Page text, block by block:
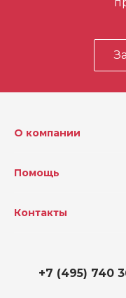
О компании
Помощь
Контакты
+7 (495) 740